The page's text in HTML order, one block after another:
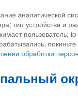
аналитической
тип устройства и
пользователь;
покиньте
обработки